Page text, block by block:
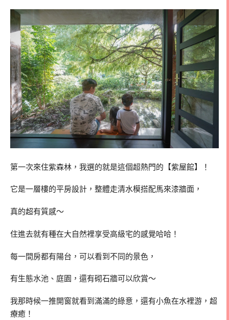
第一次來住紫森林，我選的就是這個超熱門的【紫屋館】！
它是一層樓的平房設計，整體走清水模搭配馬來漆牆面，
真的超有質感～
住進去就有種在大自然裡享受高級宅的感覺哈哈！
每一間房都有陽台，可以看到不同的景色，
有生態水池、庭園，還有砌石牆可以欣賞～
我那時候一推開窗就看到滿滿的綠意，還有小魚在水裡游，超
療癒！